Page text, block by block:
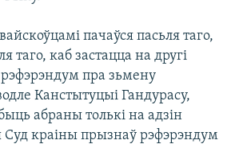
пачаўся пасьля таго,
таго, каб застацца на другі
рэфэрэндум пра зьмену
Канстытуцыі Гандурасу,
абраны толькі на адзін
Суд краіны прызнаў рэфэрэндум